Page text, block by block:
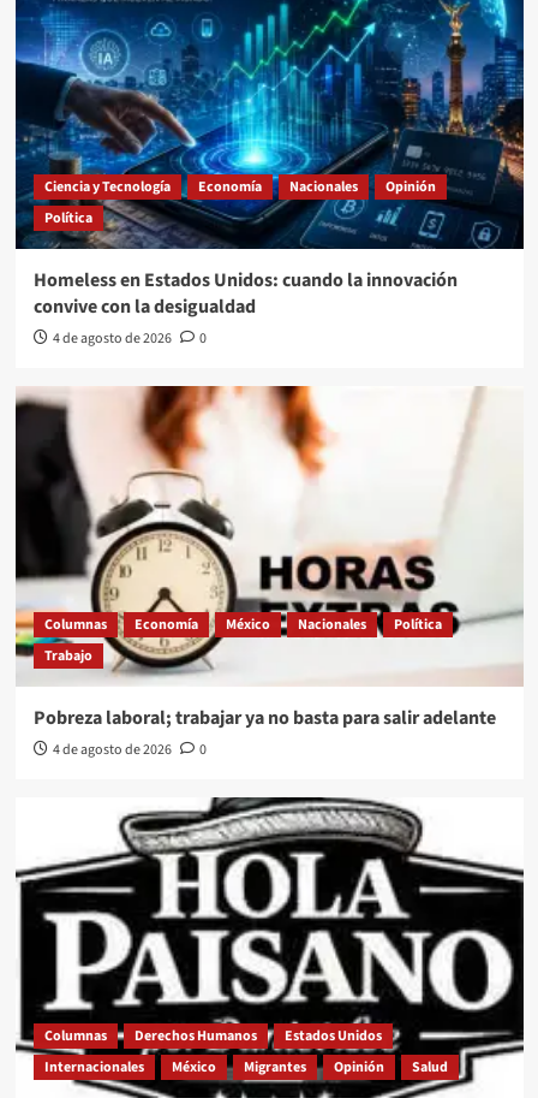
Ciencia y Tecnología Economía Nacionales
Opinión
Política
Homeless en Estados Unidos: cuando la innovación
convive con la desigualdad
4 de agosto de 2026 0
Columnas Economía México Nacionales
Política
Trabajo
Pobreza laboral; trabajar ya no basta para salir adelante
4 de agosto de 2026 0
Columnas Derechos Humanos
Estados Unidos
Internacionales
México Migrantes Opinión Salud